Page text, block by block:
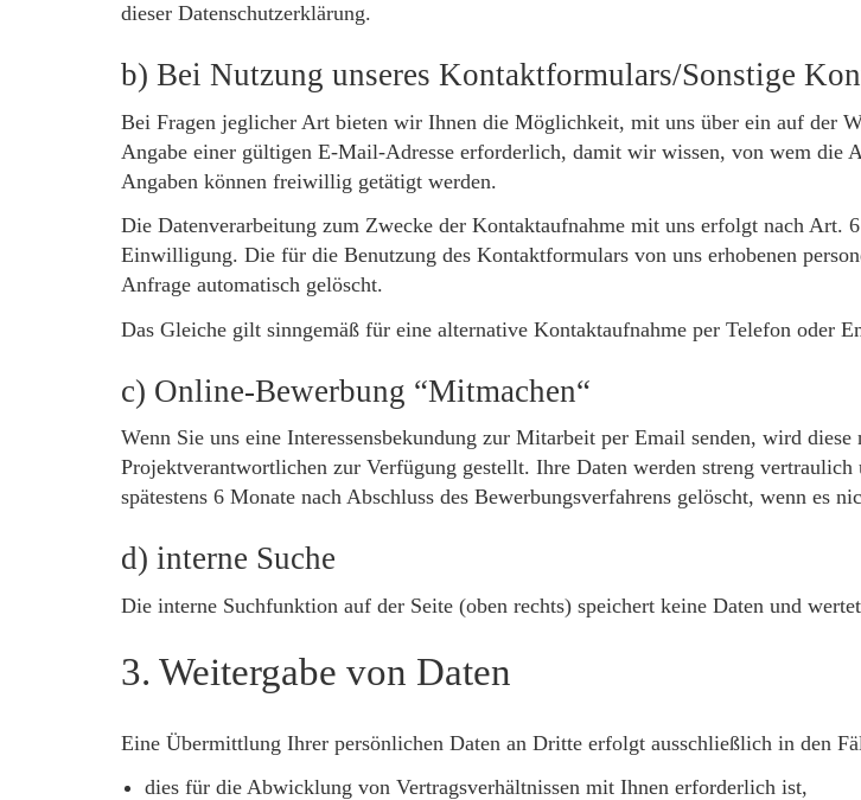
dieser Datenschutzerklärung.
b) Bei Nutzung unseres Kontaktformulars/Sonstige
Bei Fragen jeglicher Art bieten wir Ihnen die Möglichkeit, mit uns über ein auf der
Angabe einer gültigen E-Mail-Adresse erforderlich, damit wir wissen, von wem die
Angaben können freiwillig getätigt werden.
Die Datenverarbeitung zum Zwecke der Kontaktaufnahme mit uns erfolgt nach
Einwilligung. Die für die Benutzung des Kontaktformulars von uns erhobenen
Anfrage automatisch gelöscht.
Das Gleiche gilt sinngemäß für eine alternative Kontaktaufnahme per Telefon oder
c) Online-Bewerbung “Mitmachen“
Wenn Sie uns eine Interessensbekundung zur Mitarbeit per Email senden, wird
Projektverantwortlichen zur Verfügung gestellt. Ihre Daten werden streng
spätestens 6 Monate nach Abschluss des Bewerbungsverfahrens gelöscht, wenn es
d) interne Suche
Die interne Suchfunktion auf der Seite (oben rechts) speichert keine Daten und
3. Weitergabe von Daten
Eine Übermittlung Ihrer persönlichen Daten an Dritte erfolgt ausschließlich in den
dies für die Abwicklung von Vertragsverhältnissen mit Ihnen erforderlich ist,